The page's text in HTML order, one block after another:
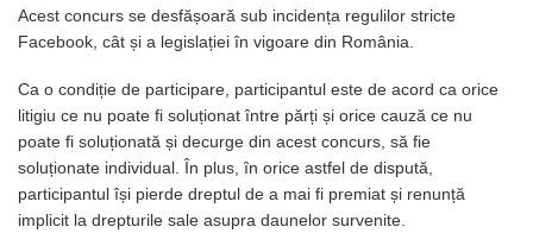
Acest concurs se desfășoară sub incidența regulilor stricte
Facebook, cât și a legislației în vigoare din România.
Ca o condiție de participare, participantul este de acord ca orice
litigiu ce nu poate fi soluționat între părți și orice cauză ce nu
poate fi soluționată și decurge din acest concurs, să fie
soluționate individual. În plus, în orice astfel de dispută,
participantul își pierde dreptul de a mai fi premiat și renunță
implicit la drepturile sale asupra daunelor survenite.